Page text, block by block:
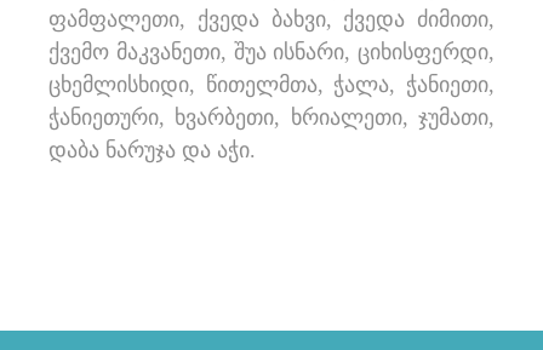
ფამფალეთი, ქვედა ბახვი, ქვედა ძიმითი,
ქვემო მაკვანეთი, შუა ისნარი, ციხისფერდი,
ცხემლისხიდი, წითელმთა, ჭალა, ჭანიეთი,
ჭანიეთური, ხვარბეთი, ხრიალეთი, ჯუმათი,
დაბა ნარუჯა და აჭი.